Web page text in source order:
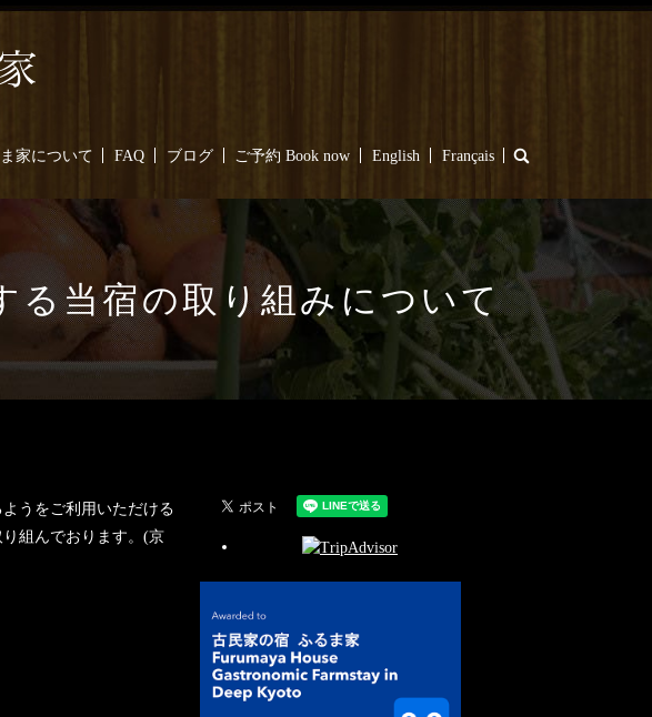
家について FAQ ブログ ご予約 Book now English Français
る当宿の取り組みについて
うをご利用いただける
組んでおります。(京